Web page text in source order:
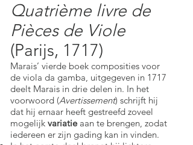
Quatrième livre de
Pièces de Viole
(Parijs, 1717)
Marais’ vierde boek composities voor
de viola da gamba, uitgegeven in 1717
deelt Marais in drie delen in. In het
voorwoord (Avertissement) schrijft hij
dat hij ernaar heeft gestreefd zoveel
mogelijk variatie aan te brengen, zodat
iedereen er zijn gading kan in vinden.